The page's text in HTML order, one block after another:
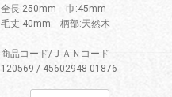
全長:250mm 巾:45mm
毛丈:40mm 柄部:天然木
商品コード/ＪＡＮコード
120569 / 45602948 01876